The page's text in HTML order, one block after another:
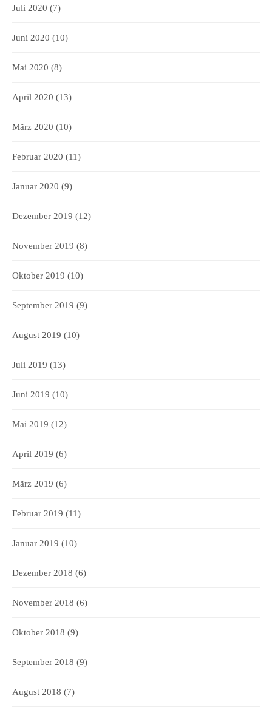
Juli 2020 (7)
Juni 2020 (10)
Mai 2020 (8)
April 2020 (13)
März 2020 (10)
Februar 2020 (11)
Januar 2020 (9)
Dezember 2019 (12)
November 2019 (8)
Oktober 2019 (10)
September 2019 (9)
August 2019 (10)
Juli 2019 (13)
Juni 2019 (10)
Mai 2019 (12)
April 2019 (6)
März 2019 (6)
Februar 2019 (11)
Januar 2019 (10)
Dezember 2018 (6)
November 2018 (6)
Oktober 2018 (9)
September 2018 (9)
August 2018 (7)